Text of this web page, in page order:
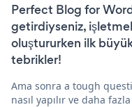
Perfect Blog for
getirdiyseniz,
oluştururken ilk
tebrikler!
Ama sonra a tough
nasıl yapılır ve daha